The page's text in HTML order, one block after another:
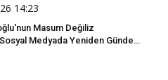
14:23
Masum Değiliz
Medyada Yeniden Gündem